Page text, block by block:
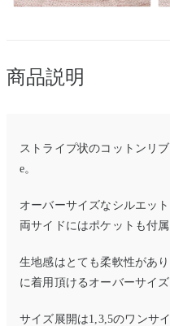
商品説明
ストライプ状のコットンリ
e。
オーバーサイズなシルエッ
両サイドにはポケットも付属
生地感はとても柔軟性があ
に着用頂けるオーバーサイズ
サイズ展開は1,3,5のワンサ